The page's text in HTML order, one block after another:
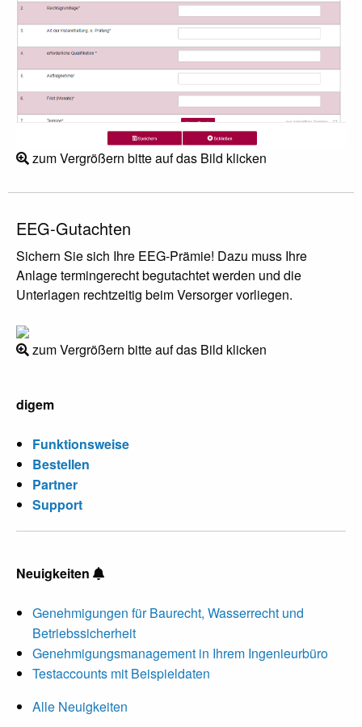
zum Vergrößern bitte auf das Bild klicken
EEG-Gutachten
Sichern Sie sich Ihre EEG-Prämie! Dazu muss Ihre
Anlage termingerecht begutachtet werden und die
Unterlagen rechtzeitig beim Versorger vorliegen.
zum Vergrößern bitte auf das Bild klicken
digem
Funktionsweise
Bestellen
Partner
Support
Neuigkeiten
Genehmigungen für Baurecht, Wasserrecht und
Betriebssicherheit
Genehmigungsmanagement in Ihrem Ingenieurbüro
Testaccounts mit Beispieldaten
Alle Neuigkeiten